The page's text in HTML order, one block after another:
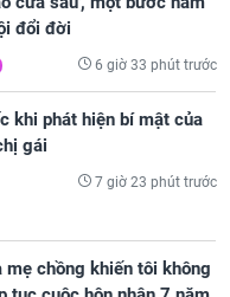
đổi đời
6 giờ 33 phút trước
khi phát hiện bí mật của
gái
7 giờ 23 phút trước
mẹ chồng khiến tôi không